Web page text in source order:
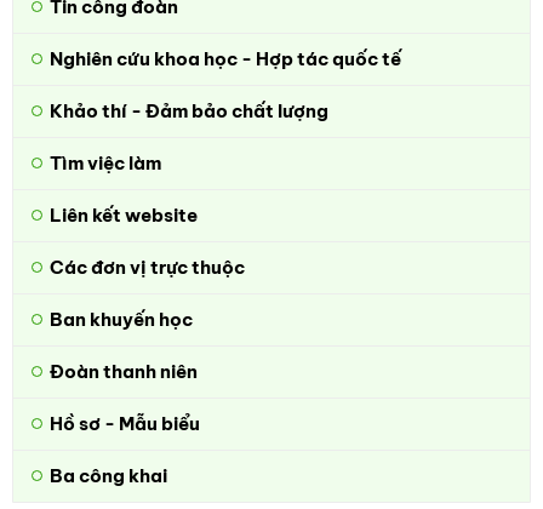
Tin công đoàn
Nghiên cứu khoa học - Hợp tác quốc tế
Khảo thí - Đảm bảo chất lượng
Tìm việc làm
Liên kết website
Các đơn vị trực thuộc
Ban khuyến học
Đoàn thanh niên
Hồ sơ - Mẫu biểu
Ba công khai